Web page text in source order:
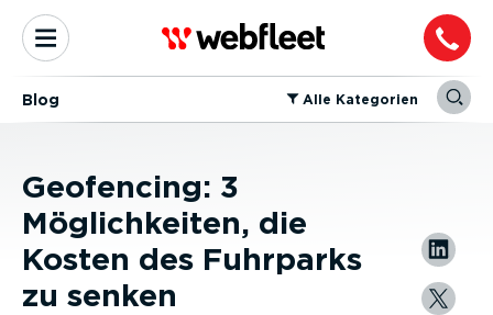
Blog ⁠Alle Kategorien
Geofencing: 3
Möglichkeiten, die
Kosten des Fuhrparks
zu senken